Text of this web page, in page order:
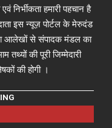
निर्भीकता हमारी पहचान है
इस न्यूज़ पोर्टल के मेरुदंड
आलेखों से संपादक मंडल का
तथ्यों की पूरी जिम्मेदारी
की होगी ।